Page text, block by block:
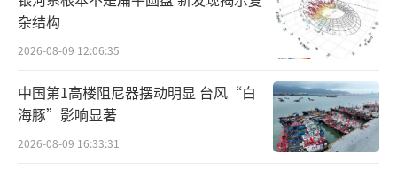
杂结构
2026-08-09 12:06:35
中国第1高楼阻尼器摆动明显 台风“白
海豚”影响显著
2026-08-09 16:33:31